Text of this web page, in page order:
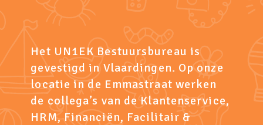
Het UN1EK Bestuursbureau is
gevestigd in Vlaardingen. Op onze
locatie in de Emmastraat werken
de collega’s van de Klantenservice,
HRM, Financiën, Facilitair &